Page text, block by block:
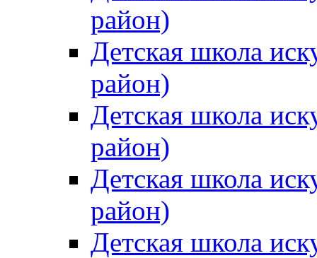
район)
Детская школа
район)
Детская школа
район)
Детская школа
район)
Детская школа